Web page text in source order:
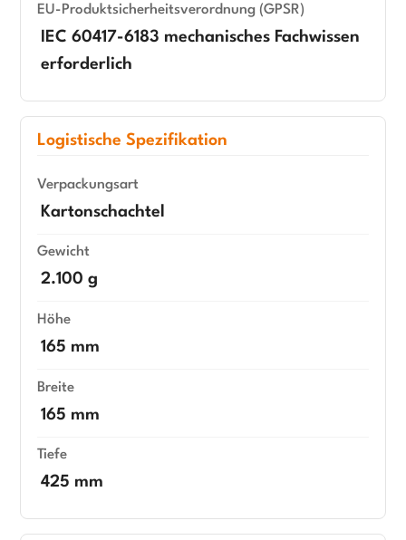
EU-Produktsicherheitsverordnung (GPSR)
IEC 60417-6183 mechanisches Fachwissen
erforderlich
Logistische Spezifikation
Verpackungsart
Kartonschachtel
Gewicht
2.100 g
Höhe
165 mm
Breite
165 mm
Tiefe
425 mm